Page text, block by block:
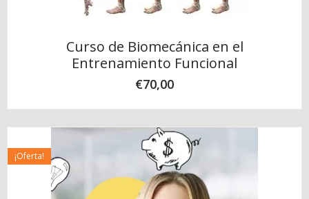
Curso de Biomecánica en el
Entrenamiento Funcional
€70,00
¡Oferta!